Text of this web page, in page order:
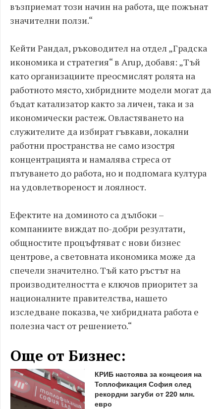
възприемат този начин на работа, ще пожънат
значителни ползи.“
Кейти Рандал, ръководител на отдел „Градска
икономика и стратегия“ в Arup, добавя: „Тъй
като организациите преосмислят ролята на
работното място, хибридните модели могат да
бъдат катализатор както за личен, така и за
икономически растеж. Овластяването на
служителите да избират гъвкави, локални
работни пространства не само изостря
концентрацията и намалява стреса от
пътуването до работа, но и подпомага култура
на удовлетвореност и лоялност.
Ефектите на доминото са дълбоки –
компаниите виждат по-добри резултати,
общностите процъфтяват с нови бизнес
центрове, а световната икономика може да
спечели значително. Тъй като ръстът на
производителността е ключов приоритет за
националните правителства, нашето
изследване показва, че хибридната работа е
полезна част от решението.“
Още от Бизнес:
КРИБ настоява за концесия на
Топлофикация София след
рекордни загуби от 220 млн.
евро